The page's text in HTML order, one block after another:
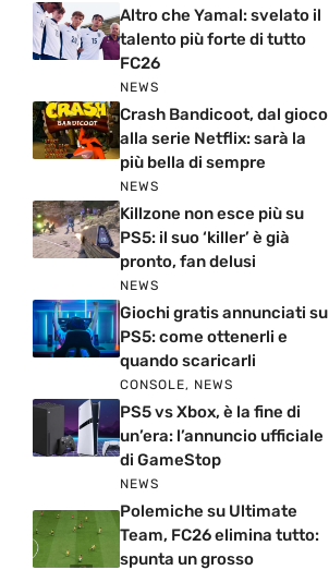
Altro che Yamal: svelato il
talento più forte di tutto
FC26
NEWS
Crash Bandicoot, dal gioco
alla serie Netflix: sarà la
più bella di sempre
NEWS
Killzone non esce più su
PS5: il suo ‘killer’ è già
pronto, fan delusi
NEWS
Giochi gratis annunciati su
PS5: come ottenerli e
quando scaricarli
CONSOLE, NEWS
PS5 vs Xbox, è la fine di
un’era: l’annuncio ufficiale
di GameStop
NEWS
Polemiche su Ultimate
Team, FC26 elimina tutto:
spunta un grosso